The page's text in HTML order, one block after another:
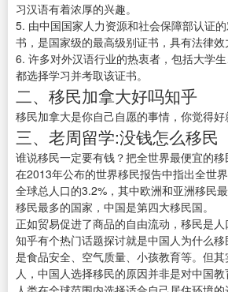
习汉语有着浓厚的兴趣。
5. 由中国国家人力资源和社会保障部认证
书，是国家级的最高级别证书，具有法律效
6. 许多对外汉语行业的热衷者，包括大学
都选择学习并考取该证书。
二、移民加拿大好吗知乎
移民加拿大是你自己自愿的事情，你觉得
三、老周留学:没钱怎么移民
谁说移民一定要有钱？把全世界最便宜的
在2013年公布的世界移民报告中指出全世
全球总人口的3.2%，其中欧洲和亚洲移民
移民最多的国家，中国是第四大移民国。
正如贸易促进了商品的自由流动，移民是
知乎有个热门话题探讨就是中国人为什么
是食品安全、空气质量、小孩教育等。但
人，中国人选择移民的原因并非是对中国